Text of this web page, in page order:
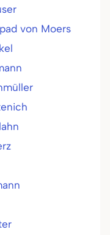
von Moers